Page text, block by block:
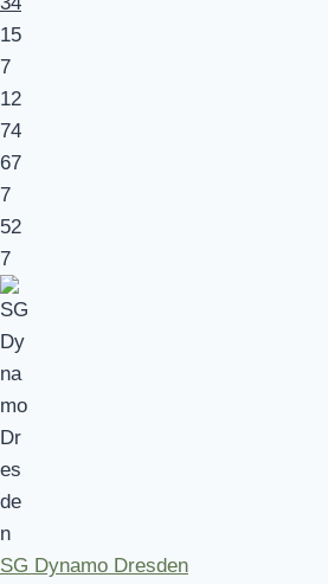
15
7
12
74
67
7
52
7
SG Dynamo Dresden